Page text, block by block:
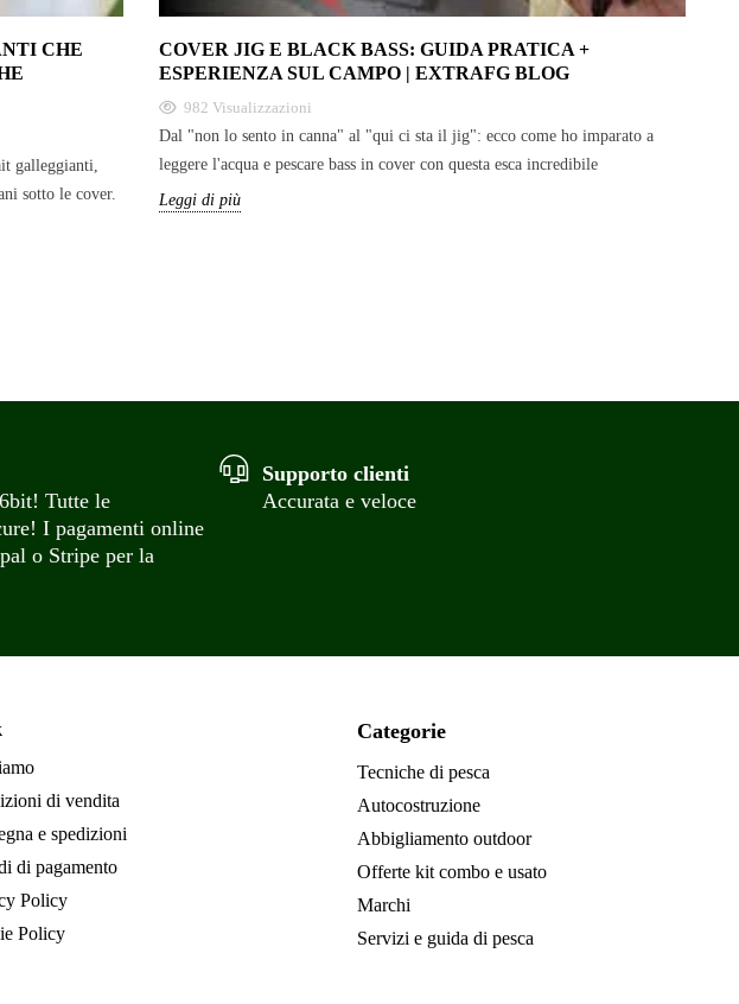
CHE
galleggianti,
sotto le cover.
COVER JIG E BLACK BASS: GUIDA PRATICA +
ESPERIENZA SUL CAMPO | EXTRAFG BLOG
982 Visualizzazioni
Dal "non lo sento in canna" al "qui ci sta il jig": ecco come ho imparato a
leggere l'acqua e pescare bass in cover con questa esca incredibile
Leggi di più
Tutte le
I pagamenti online
o Stripe per la
Supporto clienti
Accurata e veloce
di vendita
e spedizioni
di pagamento
Policy
Policy
Categorie
Tecniche di pesca
Autocostruzione
Abbigliamento outdoor
Offerte kit combo e usato
Marchi
Servizi e guida di pesca